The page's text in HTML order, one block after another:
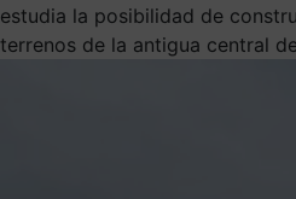
estudia la posibilidad de
terrenos de la antigua central